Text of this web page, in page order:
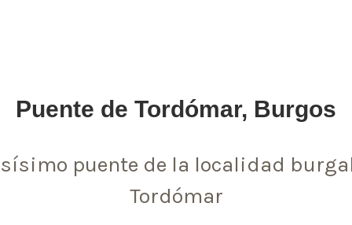
Puente de Tordómar, Burgos
puente de la localidad
Tordómar